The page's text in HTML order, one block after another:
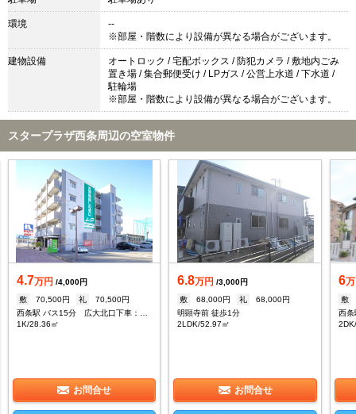
環境
--
※部屋・階数により設備が異なる場合がございます。
建物設備
オートロック / 宅配ボックス / 防犯カメラ / 敷地内ごみ
置き場 / 集合郵便受け / LPガス / 公営上水道 / 下水道 /
駐輪場
※部屋・階数により設備が異なる場合がございます。
スタープラザ西条周辺の空室物件
4.7万円 /4,000円
敷
70,500円 礼
70,500円
1K/28.36㎡
お問合せ
6.8万円 /3,000円
敷
68,000円 礼
68,000円
明顕寺前 徒歩1分
2LDK/52.97㎡
お問合せ
6
敷